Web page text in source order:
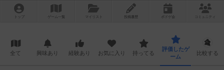
トップ ゲーム一覧 マイリスト 投稿履歴 ボ ドゲ コミュニティ
全て 興味あり 経験あり お気に入り 持ってる
評価したゲ
ーム
比較する